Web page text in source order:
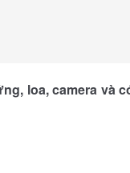
loa, camera và